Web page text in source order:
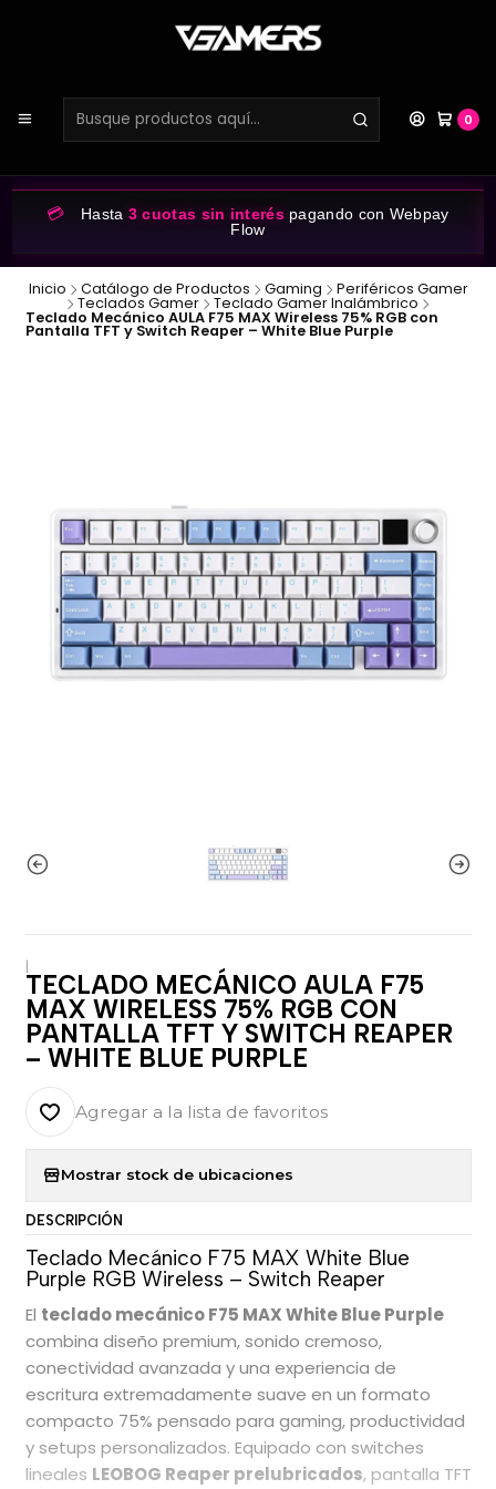
0
💳 Hasta 3 cuotas sin interéspagando con Webpay
Flow
Inicio Catálogo de Productos Gaming Periféricos Gamer
Teclados Gamer Teclado Gamer Inalámbrico
Teclado Mecánico AULA F75 MAX Wireless 75% RGB con
Pantalla TFT y Switch Reaper – White Blue Purple
|
TECLADO MECÁNICO AULA F75
MAX WIRELESS 75% RGB CON
PANTALLA TFT Y SWITCH REAPER
– WHITE BLUE PURPLE
Agregar a la lista de favoritos
Mostrar stock de ubicaciones
DESCRIPCIÓN
Teclado Mecánico F75 MAX White Blue
Purple RGB Wireless – Switch Reaper
El teclado mecánico F75 MAX White Blue Purple
combina diseño premium, sonido cremoso,
conectividad avanzada y una experiencia de
escritura extremadamente suave en un formato
compacto 75% pensado para gaming, productividad
y setups personalizados. Equipado con switches
lineales LEOBOG Reaper prelubricados, pantalla TFT